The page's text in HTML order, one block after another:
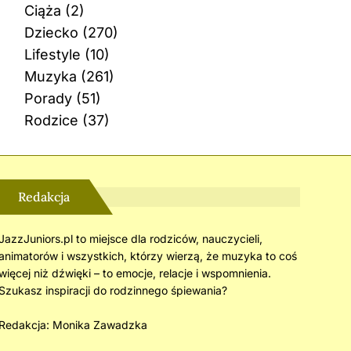
Ciąża (2)
Dziecko (270)
Lifestyle (10)
Muzyka (261)
Porady(51)
Rodzice (37)
Redakcja
to miejsce dla rodziców, nauczycieli,
i wszystkich, którzy wierzą, że muzyka to coś
niż dźwięki – to emocje, relacje i wspomnienia.
inspiracji do rodzinnego śpiewania?
Monika Zawadzka